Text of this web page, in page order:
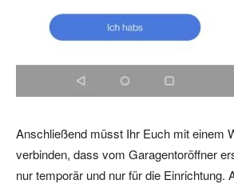
Anschließend müsst Ihr Euch mit einem
verbinden, dass vom Garagentoröffner
nur temporär und nur für die Einrichtung.